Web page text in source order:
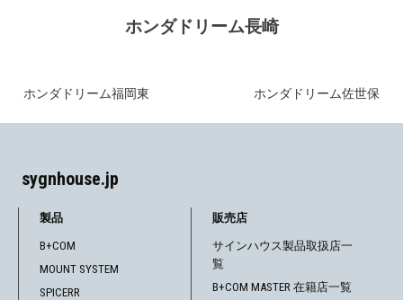
ホンダドリーム長崎
投
ナ
ビ
ゲ
ー
ホンダドリーム福岡東 ホンダドリーム佐世保
sygnhouse.jp
製品
B+COM
MOUNT SYSTEM
SPICERR
販売店
サインハウス製品取扱店一
覧
B+COM MASTER 在籍店一覧